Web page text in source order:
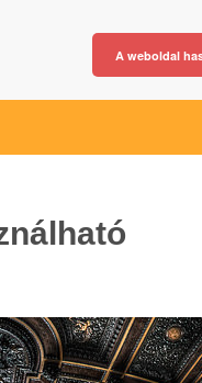
A weboldal